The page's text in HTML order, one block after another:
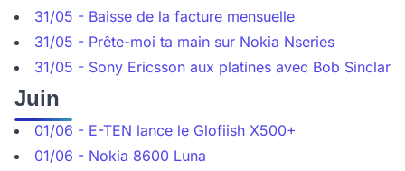
31/05 - Baisse de la facture mensuelle
31/05 - Prête-moi ta main sur Nokia Nseries
31/05 - Sony Ericsson aux platines avec Bob Sinclar
Juin
01/06 - E-TEN lance le Glofiish X500+
01/06 - Nokia 8600 Luna